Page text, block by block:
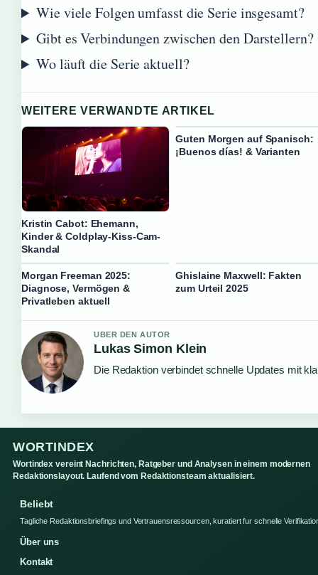
Wie viele Folgen umfasst die Serie insgesamt?
Gibt es Verbindungen zwischen den Darstellern?
Wo läuft die Serie aktuell?
WEITERE VERWANDTE ARTIKEL
Kristin Cabot: Ehemann,
Kinder & Coldplay-Kiss-Cam-
Skandal
Guten Morgen auf Spanisch:
¡Buenos días! & Varianten
Morgan Freeman 2025:
Diagnose, Vermögen &
Privatleben aktuell
Ghislaine Maxwell: Fakten
zum Urteil 2025
UBER DEN AUTOR
Lukas Simon Klein
Die Redaktion verbindet schnelle Updates mit
WORTINDEX
Wortindex vereint Nachrichten, Ratgeber und Analysen in einem modernen
Redaktionslayout. Laufend vom Redaktionsteam aktualisiert.
Beliebt
Tagliche Redaktionsbriefings und Vertrauensressourcen, kuratiert fur schnelle
Über uns
Kontakt